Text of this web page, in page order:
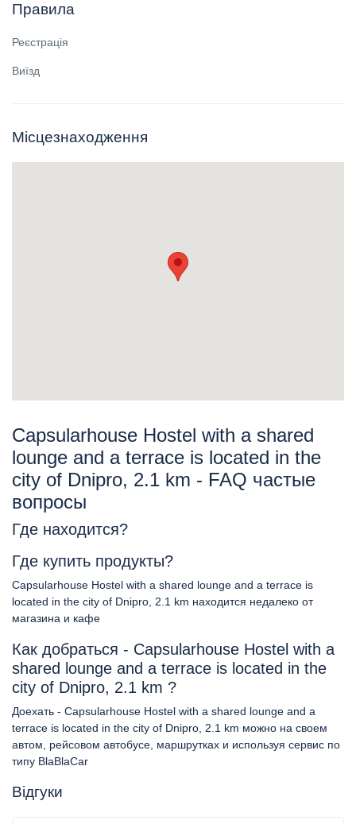
Правила
Реєстрація
Виїзд
Місцезнаходження
Capsularhouse Hostel with a shared
lounge and a terrace is located in the
city of Dnipro, 2.1 km - FAQ частые
вопросы
Где находится?
Где купить продукты?
Capsularhouse Hostel with a shared lounge and a terrace is
located in the city of Dnipro, 2.1 km находится недалеко от
магазина и кафе
Как добраться - Capsularhouse Hostel with a
shared lounge and a terrace is located in the
city of Dnipro, 2.1 km ?
Доехать - Capsularhouse Hostel with a shared lounge and a
terrace is located in the city of Dnipro, 2.1 km можно на своем
автом, рейсовом автобусе, маршрутках и используя сервис по
типу BlaBlaCar
Відгуки